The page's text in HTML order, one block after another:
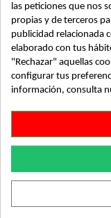
Año fabricación
Código motor
Bastidor
Color
Tipo vehículo
las peticiones que nos
propias y de terceros
publicidad relacionada
elaborado con tus
"Rechazar" aquellas
configurar tus
información, consulta